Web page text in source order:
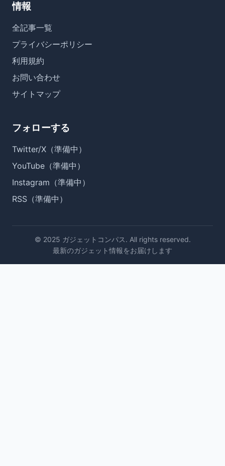
情報
全記事一覧
プライバシーポリシー
利用規約
お問い合わせ
サイトマップ
フォローする
Twitter/X（準備中）
YouTube（準備中）
Instagram（準備中）
RSS（準備中）
© 2025 ガジェットコンパス. All rights reserved.
最新のガジェット情報をお届けします